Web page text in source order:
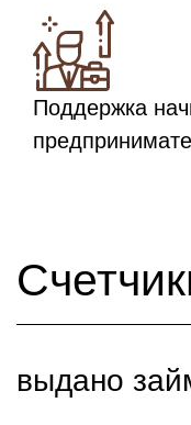
Поддержка
выдано